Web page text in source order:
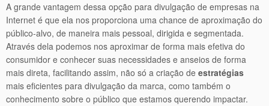
A grande vantagem dessa opção para divulgação de empresas na
Internet é que ela nos proporciona uma chance de aproximação do
público-alvo, de maneira mais pessoal, dirigida e segmentada.
Através dela podemos nos aproximar de forma mais efetiva do
consumidor e conhecer suas necessidades e anseios de forma
mais direta, facilitando assim, não só a criação de estratégias
mais eficientes para divulgação da marca, como também o
conhecimento sobre o público que estamos querendo impactar.